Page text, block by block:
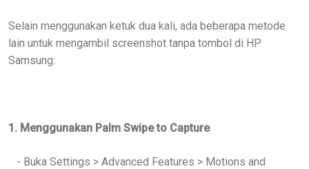
Selain menggunakan ketuk dua kali, ada beberapa metode
lain untuk mengambil screenshot tanpa tombol di HP
Samsung:
1. Menggunakan Palm Swipe to Capture
- Buka Settings > Advanced Features > Motions and